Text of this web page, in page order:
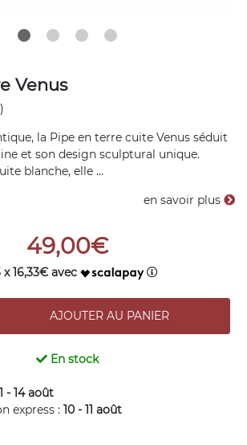
Venus
la Pipe en terre cuite Venus séduit
et son design sculptural unique.
blanche, elle ...
en savoir plus
49,00€
x 16,33€ avec
En stock
- 14 août
express : 10 - 11 août